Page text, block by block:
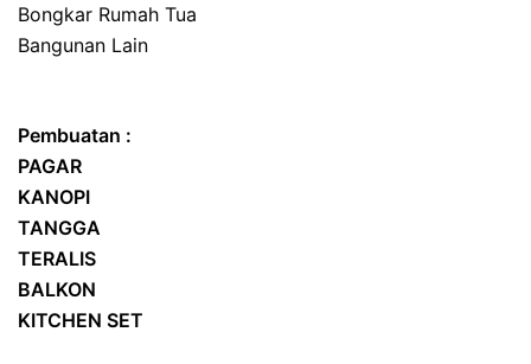
Bongkar Rumah Tua
Bangunan Lain
Pembuatan :
PAGAR
KANOPI
TANGGA
TERALIS
BALKON
KITCHEN SET